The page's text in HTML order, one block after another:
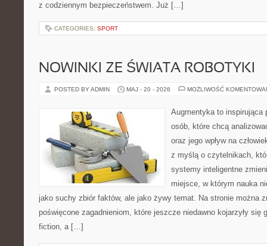
z codziennym bezpieczeństwem. Już […]
CATEGORIES: SPORT
NOWINKI ZE ŚWIATA ROBOTYKI
POSTED BY ADMIN MAJ - 20 - 2026 MOŻLIWOŚĆ
Augmentyka to inspirująca
osób, które chcą
oraz jego wpływ na
z myślą o czytelnikach,
systemy inteligentne
miejsce, w którym nauka
jako suchy zbiór faktów, ale jako żywy temat. Na stronie można
poświęcone zagadnieniom, które jeszcze niedawno kojarzyły się
fiction, a […]